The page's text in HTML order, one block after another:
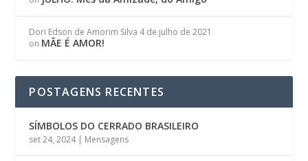
Dori Edson de Amorim Silva 4 de julho de 2021
on MÃE É AMOR!
POSTAGENS RECENTES
SÍMBOLOS DO CERRADO BRASILEIRO
set 24, 2024| Mensagens